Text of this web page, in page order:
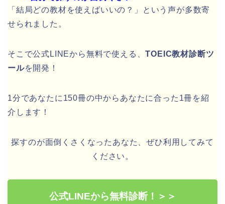
「結局どの教材を使えばいいの？」という声が多数寄
せられました。
そこで公式LINEから無料で使える、TOEIC教材診断ツ
ールを開発！
1分であなたに150冊の中からあなたに合った1冊を紹
介します！
探すのが面倒くさくなったあなた、ぜひ利用してみて
ください。
公式LINEから無料診断！＞＞